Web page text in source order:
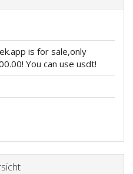
is for sale,only
You can use usdt!